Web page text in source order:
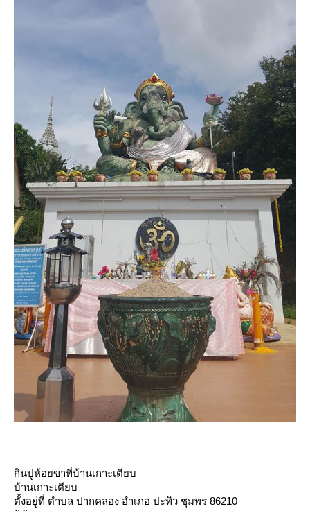
กินปูห้อยขาที่บ้านเกาะเตียบ
บ้านเกาะเตียบ
ตั้งอยู่ที่ ตำบล ปากคลอง อำเภอ ปะทิว ชุมพร 86210